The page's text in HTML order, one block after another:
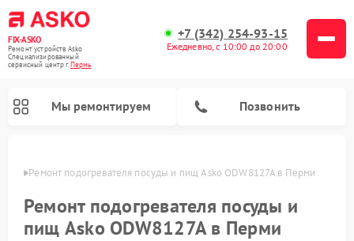
FIX-ASKO
Ремонт устройств Asko
Специализированный
cервисный центр г.Пермь
+7 (342) 254-93-15
Ежедневно, с 10:00 до 20:00
Мы ремонтируем Позвонить
Ремонт подогревателя посуды и пищ Asko ODW8127A в Перми
Ремонт подогревателя посуды и
пищ Asko ODW8127A в Перми